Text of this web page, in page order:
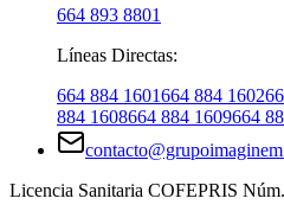
664 893 8801
Líneas Directas:
664 884 1601664 884 1602
884 1608664 884 1609664
Licencia Sanitaria COFEPRIS